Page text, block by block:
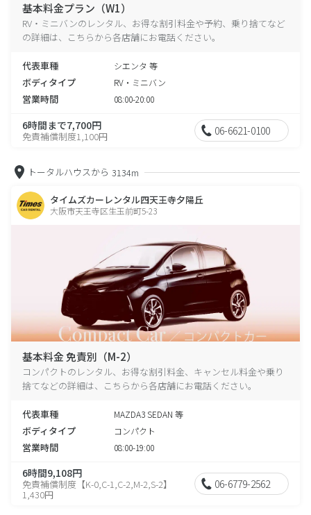
基本料金プラン（W1）
RV・ミニバンのレンタル、お得な割引料金や予約、乗り捨てなど
の詳細は、こちらから各店舗にお電話ください。
代表車種 シエンタ 等
ボディタイプ RV・ミニバン
営業時間 08:00-20:00
6時間まで7,700円
免責補償制度1,100円 06-6621-0100
トータルハウスから 3134m
タイムズカーレンタル四天王寺夕陽丘
大阪市天王寺区生玉前町5-23
基本料金 免責別（M-2）
コンパクトのレンタル、お得な割引料金、キャンセル料金や乗り
捨てなどの詳細は、こちらから各店舗にお電話ください。
代表車種 MAZDA3 SEDAN 等
ボディタイプ コンパクト
営業時間 08:00-19:00
6時間9,108円
免責補償制度【K-0,C-1,C-2,M-2,S-2】
1,430円
06-6779-2562